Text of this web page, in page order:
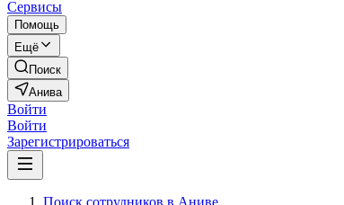
Сервисы
Помощь
Ещё
Поиск
Анива
Войти
Войти
Зарегистрироваться
Поиск сотрудников в Аниве